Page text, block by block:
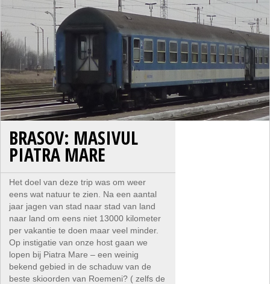
BRASOV: MASIVUL
PIATRA MARE
Het doel van deze trip was om weer
eens wat natuur te zien. Na een aantal
jaar jagen van stad naar stad van land
naar land om eens niet 13000 kilometer
per vakantie te doen maar veel minder.
Op instigatie van onze host gaan we
lopen bij Piatra Mare – een weinig
bekend gebied in de schaduw van de
beste skioorden van Roemeni? ( zelfs de